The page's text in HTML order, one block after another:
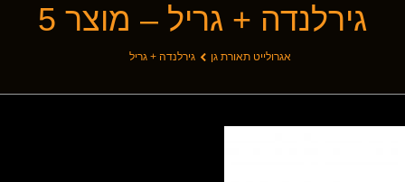
תאורת גן
אודותינו
תאורת חוץ
גירלנדה + גריל – מוצר 5
אגרולייט תאורת גן גירלנדה + גריל